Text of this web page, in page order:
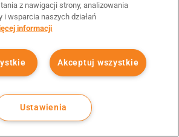
z nawigacji strony, analizowania
i wsparcia naszych działań
informacji
Akceptuj wszystkie
Ustawienia